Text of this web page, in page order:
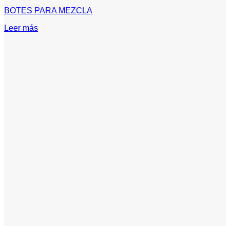
BOTES PARA MEZCLA
Leer más